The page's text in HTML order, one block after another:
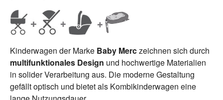
Kinderwagen der Marke Baby Merczeichnen sich durch
multifunktionales Design und hochwertige Materialien
in solider Verarbeitung aus. Die moderne Gestaltung
gefällt optisch und bietet als Kombikinderwagen eine